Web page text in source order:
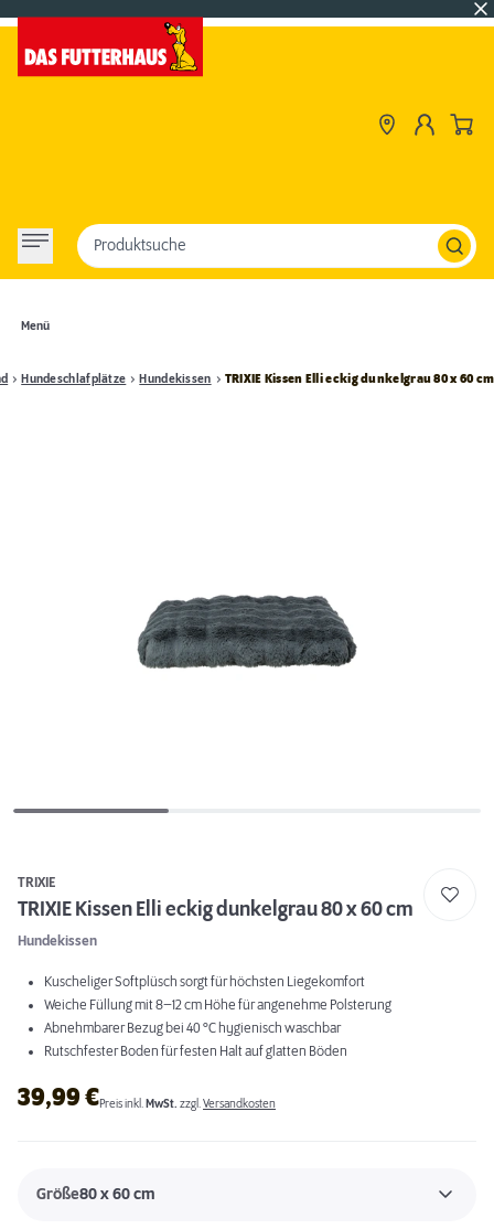
Menü
Produktsuche
Hundeschlafplätze Hundekissen TRIXIE Kissen Elli eckig dunkelgrau 80 x 60 cm
TRIXIE
TRIXIE Kissen Elli eckig dunkelgrau 80 x 60 cm
Hundekissen
Kuscheliger Softplüsch sorgt für höchsten Liegekomfort
Weiche Füllung mit 8–12 cm Höhe für angenehme Polsterung
Abnehmbarer Bezug bei 40 °C hygienisch waschbar
Rutschfester Boden für festen Halt auf glatten Böden
39,99€Preis inkl. MwSt. zzgl.Versandkosten
Größe80 x 60 cm